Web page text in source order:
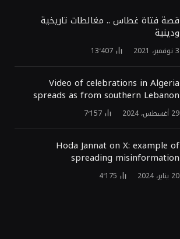
قصة فتاة غطاس .. مغالطات تاريخية
ودينية
3 نوفمبر، 2021 13٬407
Video of celebrations in Algeria
spreads as from southern Lebanon
29 أغسطس، 2024 7٬157
Hoda Jannat on X: example of
spreading misinformation
20 يناير، 2024 4٬175